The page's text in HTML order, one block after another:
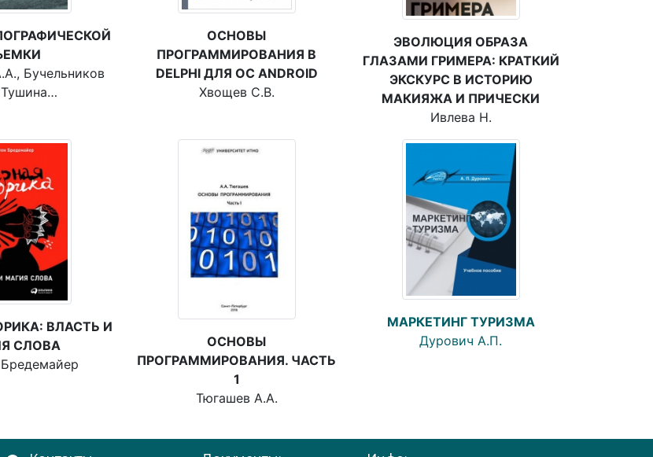
Бучельников
ОСНОВЫ
ПРОГРАММИРОВАНИЯ В
DELPHI ДЛЯ ОС ANDROID
Хвощев С.В.
ЭВОЛЮЦИЯ ОБРАЗА
ГЛАЗАМИ ГРИМЕРА: КРАТКИЙ
ЭКСКУРС В ИСТОРИЮ
МАКИЯЖА И ПРИЧЕСКИ
Ивлева Н.
ВЛАСТЬ И
СЛОВА
ОСНОВЫ
ПРОГРАММИРОВАНИЯ. ЧАСТЬ
1
Тюгашев А.А.
МАРКЕТИНГ ТУРИЗМА
Дурович А.П.